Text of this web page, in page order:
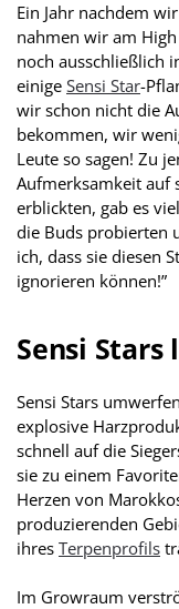
Ein Jahr nachdem
nahmen wir am
noch ausschließlich
einige Sensi Star-
wir schon nicht die
bekommen, wir
Leute so sagen! Zu
Aufmerksamkeit auf
erblickten, gab es
die Buds probierten
ich, dass sie diesen
ignorieren können!”
Sensi
Sensi Stars
explosive
schnell auf die
sie zu einem
Herzen von
produzierenden
ihres Terpenprofils
Im Growraum